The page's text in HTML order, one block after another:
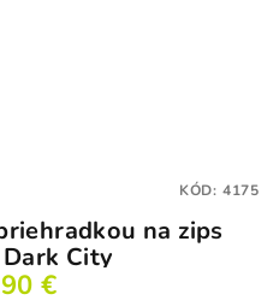
na zips
City
€
KÓD: 4175